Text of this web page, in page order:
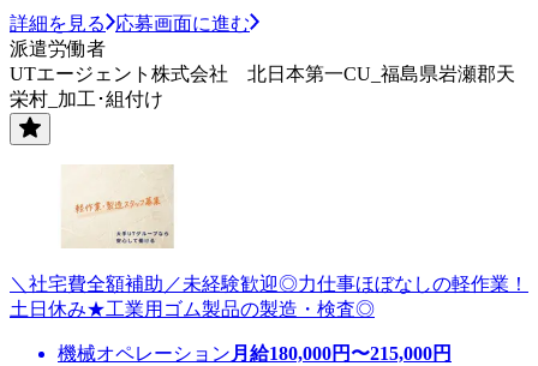
詳細を見る
応募画面に進む
派遣労働者
UTエージェント株式会社 北日本第一CU_福島県岩瀬郡天
栄村_加工･組付け
＼社宅費全額補助／未経験歓迎◎力仕事ほぼなしの軽作業！
土日休み★工業用ゴム製品の製造・検査◎
機械オペレーション 月給180,000円〜215,000円